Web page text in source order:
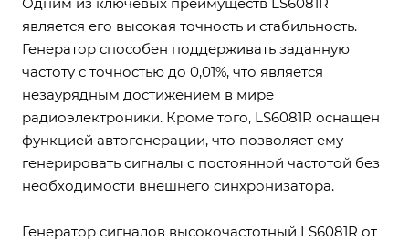
является его высокая точность и стабильность.
Генератор способен поддерживать заданную
частоту с точностью до 0,01%, что является
незаурядным достижением в мире
радиоэлектроники. Кроме того, LS6081R оснащен
функцией автогенерации, что позволяет ему
генерировать сигналы с постоянной частотой без
необходимости внешнего синхронизатора.
Генератор сигналов высокочастотный LS6081R от